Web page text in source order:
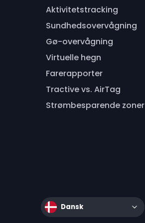
Aktivitetstracking
Sundhedsovervågning
Gø-overvågning
Virtuelle hegn
Farerapporter
Tractive vs. AirTag
Strømbesparende zoner
Dansk